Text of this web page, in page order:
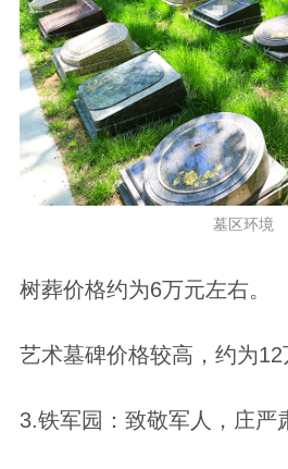
墓区环境
树葬价格约为6万元左右。
艺术墓碑价格较高，约为12
3.铁军园：致敬军人，庄严